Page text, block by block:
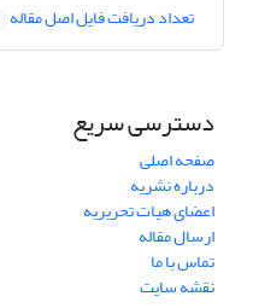
تعداد دریافت فایل اصل مقاله
دسترسی سریع
صفحه اصلی
درباره نشریه
اعضای هیات تحریریه
ارسال مقاله
تماس با ما
نقشه سایت